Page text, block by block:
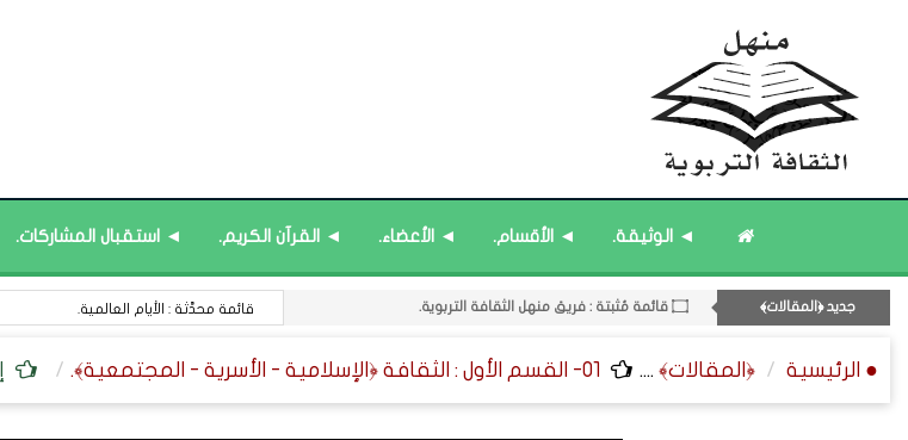
◄ الوثيقة. ◄ الأقسام. ◄ الأعضاء. ◄ القرآن الكريم. ◄ استقبال المشاركات.
جديد ﴿المقالات﴾
۝ قائمة مُحدَّثة : مختارات من الثقافة ﴿الزمنية﴾.
۝ قائمة مُثبتة : فريق منهل الثقافة التربوية.
۝ قائمة مُحدَّثة : مختارات من جديد المشاركات.
قائمة محدَّثة : الأيام العالمية.
● الرئيسية ﴿المقالات﴾ .... 01- القسم الأول : الثقافة ﴿الإسلامية - الأسرية - المجتمعية﴾.